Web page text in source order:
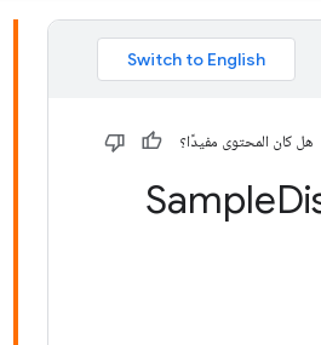
هل كان المحتوى مفيدًا؟